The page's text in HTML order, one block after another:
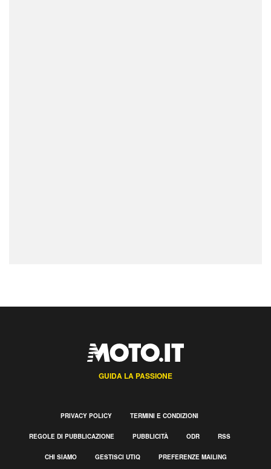
GUIDA LA PASSIONE
PRIVACY POLICY TERMINI E CONDIZIONI
REGOLE DI PUBBLICAZIONE PUBBLICITÀ ODR RSS
CHI SIAMO GESTISCI UTIQ PREFERENZE MAILING